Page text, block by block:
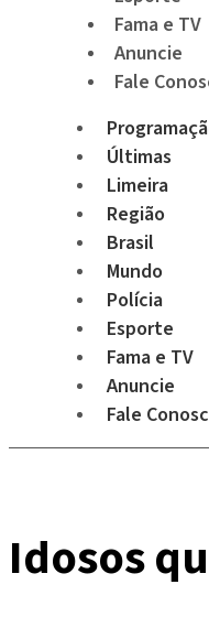
Fama e TV
Anuncie
Fale
Últimas
Limeira
Região
Brasil
Mundo
Polícia
Esporte
Fama e TV
Anuncie
Fale
Idosos